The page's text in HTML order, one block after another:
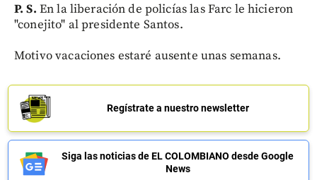
P. S. En la liberación de policías las Farc le hicieron
"conejito" al presidente Santos.
Motivo vacaciones estaré ausente unas semanas.
Regístrate a nuestro newsletter
Siga las noticias de EL COLOMBIANO desde Google
News